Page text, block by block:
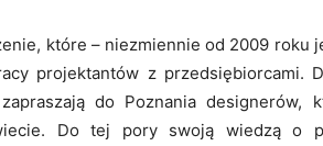
które – niezmiennie od 2009 roku
projektantów z przedsiębiorcami.
do Poznania designerów,
Do tej pory swoją wiedzą o